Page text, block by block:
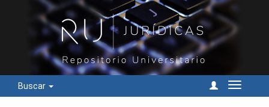
Buscar
Cambiar